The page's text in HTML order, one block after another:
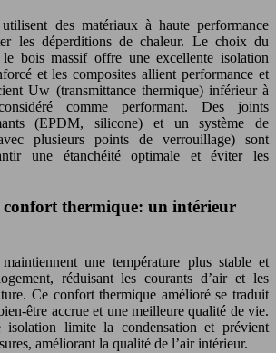
des matériaux à haute performance
les déperditions de chaleur. Le choix du
bois massif offre une excellente isolation
et les composites allient performance et
Uw (transmittance thermique) inférieur à
comme performant. Des joints
(EPDM, silicone) et un système de
plusieurs points de verrouillage) sont
une étanchéité optimale et éviter les
thermique: un intérieur
une température plus stable et
réduisant les courants d’air et les
Ce confort thermique amélioré se traduit
être accrue et une meilleure qualité de vie.
limite la condensation et prévient
améliorant la qualité de l’air intérieur.